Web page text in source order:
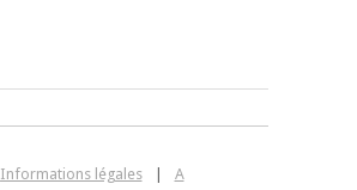
Informations légales
A